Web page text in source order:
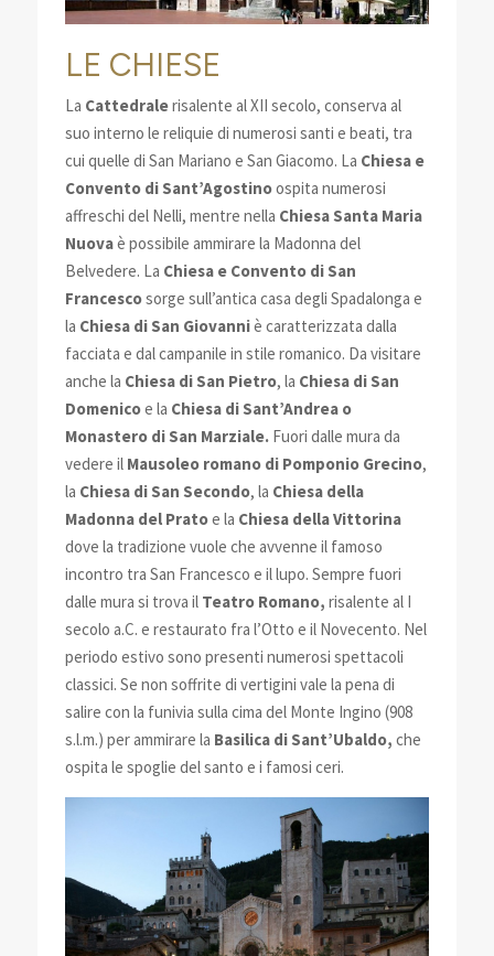
LE CHIESE
La Cattedralerisalente al XII secolo, conserva al
suo interno le reliquie di numerosi santi e beati, tra
cui quelle di San Mariano e San Giacomo. La Chiesa e
Convento di Sant’Agostinoospita numerosi
affreschi del Nelli, mentre nella Chiesa Santa Maria
Nuovaè possibile ammirare la Madonna del
Belvedere. La Chiesa e Convento di San
Francescosorge sull’antica casa degli Spadalonga e
la Chiesa di San Giovanniè caratterizzata dalla
facciata e dal campanile in stile romanico. Da visitare
anche la Chiesa di San Pietro, la Chiesa di San
Domenicoe la Chiesa di Sant’Andrea o
Monastero di San Marziale.Fuori dalle mura da
vedere il Mausoleo romano di Pomponio Grecino,
la Chiesa di San Secondo, la Chiesa della
Madonna del Pratoe la Chiesa della Vittorina
dove la tradizione vuole che avvenne il famoso
incontro tra San Francesco e il lupo. Sempre fuori
dalle mura si trova il Teatro Romano, risalente al I
secolo a.C. e restaurato fra l’Otto e il Novecento. Nel
periodo estivo sono presenti numerosi spettacoli
classici. Se non soffrite di vertigini vale la pena di
salire con la funivia sulla cima del Monte Ingino (908
s.l.m.) per ammirare la Basilica di Sant’Ubaldo, che
ospita le spoglie del santo e i famosi ceri.